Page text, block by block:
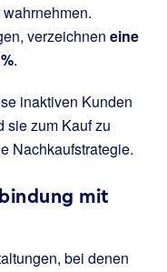
verzeichnen eine
.
inaktiven Kunden
sie zum Kauf zu
Nachkaufstrategie.
mit
bei denen